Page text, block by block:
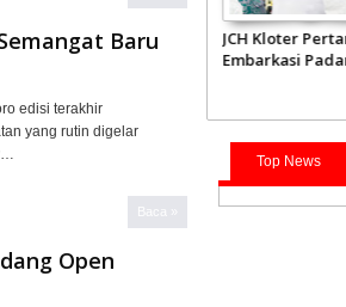
Baru
edisi terakhir
yang rutin digelar
Baca »
Open
Pemprov Sumbar akan
Tata Kembali Flyover
Embarkasi Haji
Sumbar
2.840 Jemaah
Top News